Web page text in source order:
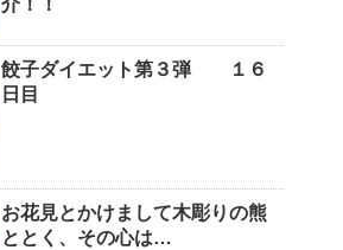
介！！
餃子ダイエット第３弾 １６
日目
お花見とかけまして木彫りの熊
ととく、その心は…